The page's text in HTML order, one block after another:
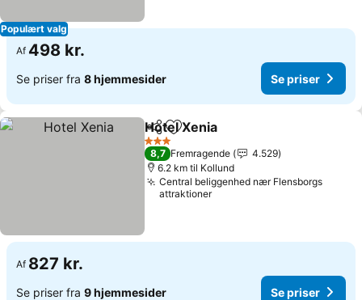
Populært valg
Af 498 kr.
Se priser fra 8 hjemmesider Se priser
Del Føj til favoritter
Hotel Xenia
3 Stjerner
8,7 Fremragende
4.529
6.2 km til Kollund
Central beliggenhed nær Flensborgs
attraktioner
Af 827 kr.
Se priser fra 9 hjemmesider Se priser